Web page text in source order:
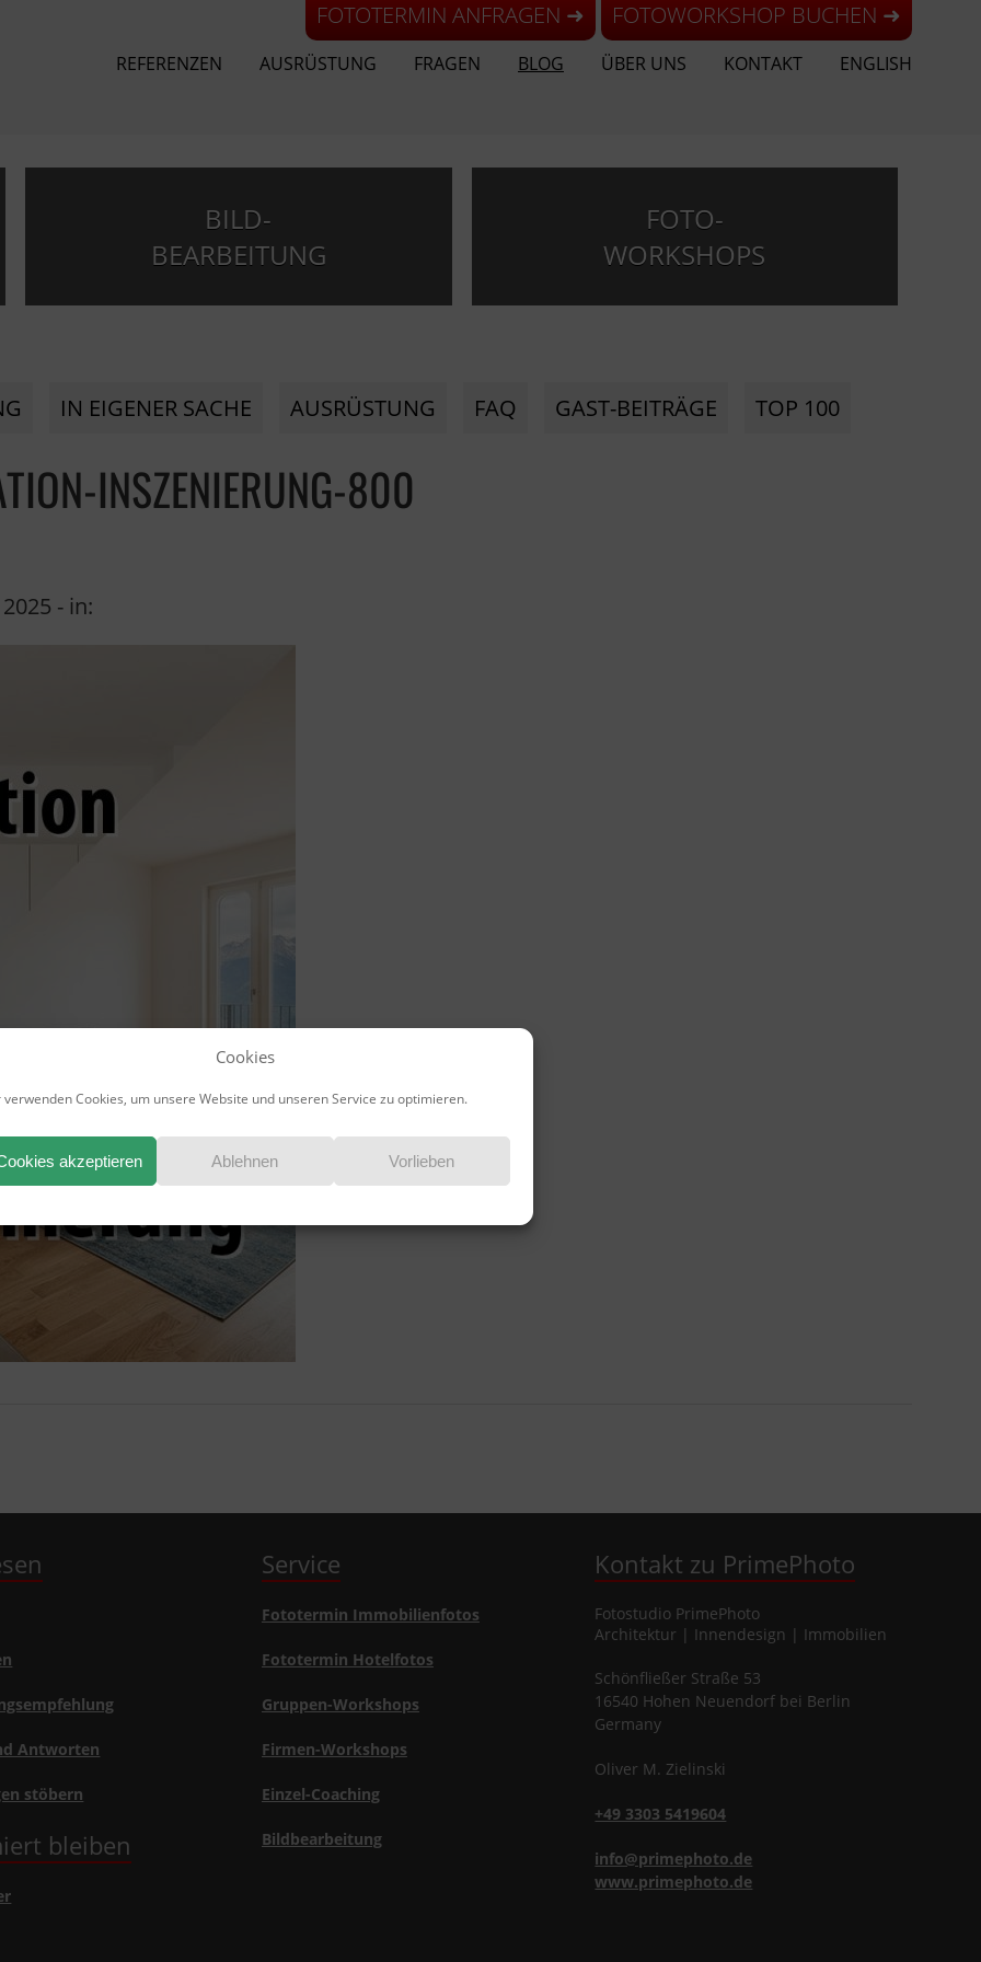
Cookies
verwenden Cookies, um unsere Website und unseren Service zu optimieren.
akzeptieren Ablehnen Vorlieben
FOTOTERMIN ANFRAGEN ➜ FOTOWORKSHOP BUCHEN ➜
REFERENZEN AUSRÜSTUNG FRAGEN BLOG ÜBER UNS KONTAKT ENGLISH
BILD-
BEARBEITUNG
FOTO-
WORKSHOPS
IN EIGENER SACHE AUSRÜSTUNG FAQ GAST-BEITRÄGE TOP 100
INSZENIERUNG-800
- in:
Antworten
stöbern
bleiben
Service
Fototermin Immobilienfotos
Fototermin Hotelfotos
Gruppen-Workshops
Firmen-Workshops
Einzel-Coaching
Bildbearbeitung
Kontakt zu PrimePhoto
Fotostudio PrimePhoto
Architektur | Innendesign | Immobilien
Schönfließer Straße 53
16540 Hohen Neuendorf bei Berlin
Germany
Oliver M. Zielinski
+49 3303 5419604
info@primephoto.de
www.primephoto.de